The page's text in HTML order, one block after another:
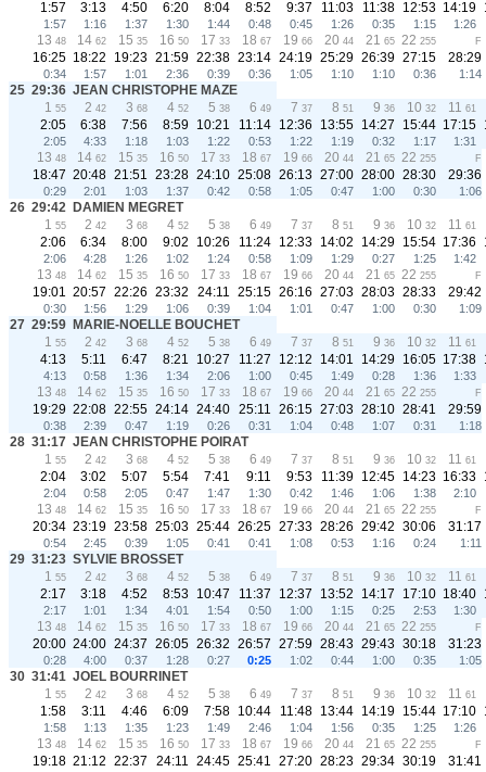
1:57 3:13 4:50 6:20 8:04 8:52 9:37 11:03 11:38 12:53 14:19
1:57 1:16 1:37 1:30 1:44 0:48 0:45 1:26 0:35 1:15 1:26
13 48 14 62 15 35 16 50 17 33 18 67 19 66 20 44 21 65 22 255 F
16:25 18:22 19:23 21:59 22:38 23:14 24:19 25:29 26:39 27:15 28:29
0:34 1:57 1:01 2:36 0:39 0:36 1:05 1:10 1:10 0:36 1:14
25 29:36 JEAN CHRISTOPHE MAZE
1 55 2 42 3 68 4 52 5 38 6 49 7 37 8 51 9 36 10 32 11 61
2:05 6:38 7:56 8:59 10:21 11:14 12:36 13:55 14:27 15:44 17:15
2:05 4:33 1:18 1:03 1:22 0:53 1:22 1:19 0:32 1:17 1:31
13 48 14 62 15 35 16 50 17 33 18 67 19 66 20 44 21 65 22 255 F
18:47 20:48 21:51 23:28 24:10 25:08 26:13 27:00 28:00 28:30 29:36
0:29 2:01 1:03 1:37 0:42 0:58 1:05 0:47 1:00 0:30 1:06
26 29:42 DAMIEN MEGRET
1 55 2 42 3 68 4 52 5 38 6 49 7 37 8 51 9 36 10 32 11 61
2:06 6:34 8:00 9:02 10:26 11:24 12:33 14:02 14:29 15:54 17:36
2:06 4:28 1:26 1:02 1:24 0:58 1:09 1:29 0:27 1:25 1:42
13 48 14 62 15 35 16 50 17 33 18 67 19 66 20 44 21 65 22 255 F
19:01 20:57 22:26 23:32 24:11 25:15 26:16 27:03 28:03 28:33 29:42
0:30 1:56 1:29 1:06 0:39 1:04 1:01 0:47 1:00 0:30 1:09
27 29:59 MARIE-NOELLE BOUCHET
1 55 2 42 3 68 4 52 5 38 6 49 7 37 8 51 9 36 10 32 11 61
4:13 5:11 6:47 8:21 10:27 11:27 12:12 14:01 14:29 16:05 17:38
4:13 0:58 1:36 1:34 2:06 1:00 0:45 1:49 0:28 1:36 1:33
13 48 14 62 15 35 16 50 17 33 18 67 19 66 20 44 21 65 22 255 F
19:29 22:08 22:55 24:14 24:40 25:11 26:15 27:03 28:10 28:41 29:59
0:38 2:39 0:47 1:19 0:26 0:31 1:04 0:48 1:07 0:31 1:18
28 31:17 JEAN CHRISTOPHE POIRAT
1 55 2 42 3 68 4 52 5 38 6 49 7 37 8 51 9 36 10 32 11 61
2:04 3:02 5:07 5:54 7:41 9:11 9:53 11:39 12:45 14:23 16:33
2:04 0:58 2:05 0:47 1:47 1:30 0:42 1:46 1:06 1:38 2:10
13 48 14 62 15 35 16 50 17 33 18 67 19 66 20 44 21 65 22 255 F
20:34 23:19 23:58 25:03 25:44 26:25 27:33 28:26 29:42 30:06 31:17
0:54 2:45 0:39 1:05 0:41 0:41 1:08 0:53 1:16 0:24 1:11
29 31:23 SYLVIE BROSSET
1 55 2 42 3 68 4 52 5 38 6 49 7 37 8 51 9 36 10 32 11 61
2:17 3:18 4:52 8:53 10:47 11:37 12:37 13:52 14:17 17:10 18:40
2:17 1:01 1:34 4:01 1:54 0:50 1:00 1:15 0:25 2:53 1:30
13 48 14 62 15 35 16 50 17 33 18 67 19 66 20 44 21 65 22 255 F
20:00 24:00 24:37 26:05 26:32 26:57 27:59 28:43 29:43 30:18 31:23
0:28 4:00 0:37 1:28 0:27 0:25 1:02 0:44 1:00 0:35 1:05
30 31:41 JOEL BOURRINET
1 55 2 42 3 68 4 52 5 38 6 49 7 37 8 51 9 36 10 32 11 61
1:58 3:11 4:46 6:09 7:58 10:44 11:48 13:44 14:19 15:44 17:10
1:58 1:13 1:35 1:23 1:49 2:46 1:04 1:56 0:35 1:25 1:26
13 48 14 62 15 35 16 50 17 33 18 67 19 66 20 44 21 65 22 255 F
19:18 21:12 22:37 24:11 24:45 25:41 27:20 28:23 29:34 30:19 31:41